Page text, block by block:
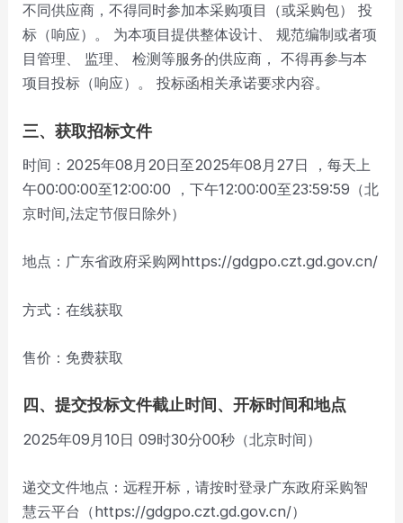
不同供应商，不得同时参加本采购项目（或采购包） 投
标（响应）。 为本项目提供整体设计、 规范编制或者项
目管理、 监理、 检测等服务的供应商， 不得再参与本
项目投标（响应）。 投标函相关承诺要求内容。
三、获取招标文件
时间：2025年08月20日至2025年08月27日 ，每天上
午00:00:00至12:00:00 ，下午12:00:00至23:59:59（北
京时间,法定节假日除外）
地点：广东省政府采购网https://gdgpo.czt.gd.gov.cn/
方式：在线获取
售价：免费获取
四、提交投标文件截止时间、开标时间和地点
2025年09月10日 09时30分00秒（北京时间）
递交文件地点：远程开标，请按时登录广东政府采购智
慧云平台（https://gdgpo.czt.gd.gov.cn/）